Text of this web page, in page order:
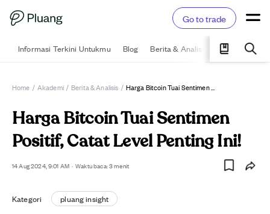
Go to trade
Informasi Terkini Untukmu Blog Berita & Analisis Pelajari
Home / Akademi / Berita & Analisis / Harga Bitcoin Tuai Sentimen Positif, Catat Level Penting Ini!
Harga Bitcoin Tuai Sentimen
Positif, Catat Level Penting Ini!
14 Aug 2024, 9:01 AM · Waktu baca: 3 menit
Kategori pluang insight